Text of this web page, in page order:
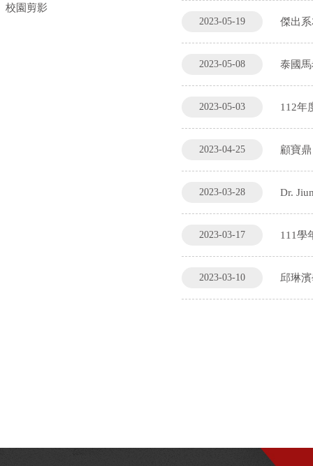
校園剪影
2023-05-19 傑出
2023-05-08 泰國
2023-05-03 112年
2023-04-25 顧寶
2023-03-28 Dr.
2023-03-17 111學
2023-03-10 邱琳